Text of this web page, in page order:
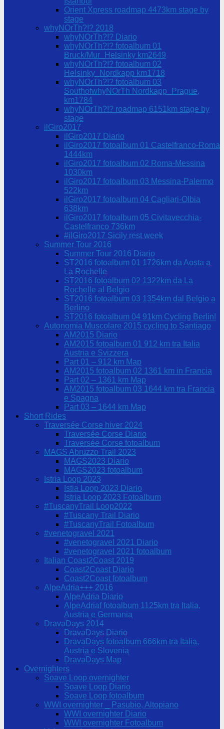
Orient Xpress roadmap 4473km stage by
stage
whyNOrTh?!? 2018
whyNOrTh?!? Diario
whyNOrTh?!? fotoalbum 01
Bruck/Mur_Helsinky km2649
whyNOrTh?!? fotoalbum 02
Helsinky_Nordkapp km1718
whyNOrTh?!? fotoalbum 03
SouthofwhyNOrTh Nordkapp_Prague,
km1784
whyNOrTh?!? roadmap 6151km stage by
stage
ilGiro2017
ilGiro2017 Diario
ilGiro2017 fotoalbum 01 Castelfranco-Roma
1444km
ilGiro2017 fotoalbum 02 Roma-Messina
1030km
ilGiro2017 fotoalbum 03 Messina-Palermo
522km
ilGiro2017 fotoalbum 04 Cagliari-Olbia
638km
ilGiro2017 fotoalbum 05 Civitavecchia-
Castelfranco 736km
#ilGiro2017 Sicily rest week
Summer Tour 2016
Summer Tour 2016 Diario
ST2016 fotoalbum 01 1726km da Aosta a
La Rochelle
ST2016 fotoalbum 02 1322km da La
Rochelle al Belgio
ST2016 fotoalbum 03 1354km dal Belgio a
Berlino
ST2016 fotoalbum 04 91km Cycling Berlin!
Autonomia Muscolare 2015 cycling to Santiago
AM2015 Diario
AM2015 fotoalbum 01 912 km tra Italia
Austria e Svizzera
Part 01 – 912 km Map
AM2015 fotoalbum 02 1361 km in Francia
Part 02 – 1361 km Map
AM2015 fotoalbum 03 1644 km tra Francia
e Spagna
Part 03 – 1644 km Map
Short Rides
Traversée Corse hiver 2024
Traversée Corse Diario
Traversée Corse fotoalbum
MAGS Abruzzo Trail 2023
MAGS2023 Diario
MAGS2023 fotoalbum
Istria Loop 2023
Istia Loop 2023 Diario
Istria Loop 2023 Fotoalbum
#TuscanyTrail Loop2022
#Tuscany Trail Diario
#TuscanyTrail Fotoalbum
#venetogravel 2021
#venetogravel 2021 Diario
#venetogravel 2021 fotoalbum
Italian Coast2Coast 2019
Coast2Coast Diario
Coast2Coast fotoalbum
AlpeAdria+++ 2016
AlpeAdria Diario
AlpeAdriaf fotoalbum 1125km tra Italia,
Austria e Germania
DravaDays 2014
DravaDays Diario
DravaDays fotoalbum 666km tra Italia,
Austria e Slovenia
DravaDays Map
Overnighters
Soave Loop overnighter
Soave Loop Diario
Soave Loop fotoalbum
WWI overnighter _ Pasubio, Altopiano
WWI overnighter Diario
WWI overnighter Fotoalbum